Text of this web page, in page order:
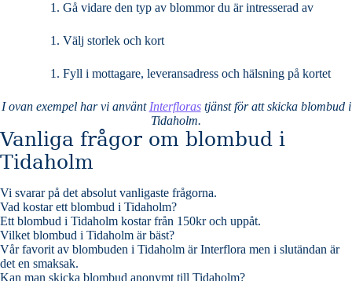
Gå vidare den typ av blommor du är intresserad av
Välj storlek och kort
Fyll i mottagare, leveransadress och hälsning på kortet
I ovan exempel har vi använt Interflorastjänst för att skicka blombud i
Tidaholm.
Vanliga frågor om blombud i
Tidaholm
Vi svarar på det absolut vanligaste frågorna.
Vad kostar ett blombud i Tidaholm?
Ett blombud i Tidaholm kostar från 150kr och uppåt.
Vilket blombud i Tidaholm är bäst?
Vår favorit av blombuden i Tidaholm är Interflora men i slutändan är
det en smaksak.
Kan man skicka blombud anonymt till Tidaholm?